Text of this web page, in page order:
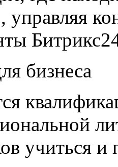
управляя
бизнеса
учиться